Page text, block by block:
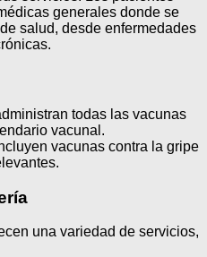
generales donde se
salud, desde enfermedades
todas las vacunas
vacunal.
vacunas contra la gripe
una variedad de servicios,